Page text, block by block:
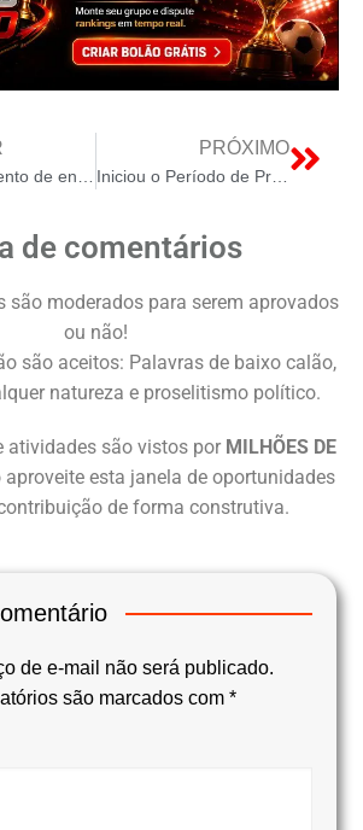
PRÓXIMO
de comentários
são moderados para serem aprovados
ou não!
são aceitos: Palavras de baixo calão,
natureza e proselitismo político.
atividades são vistos por MILHÕES DE
aproveite esta janela de oportunidades
de forma construtiva.
de e-mail não será publicado.
são marcados com *